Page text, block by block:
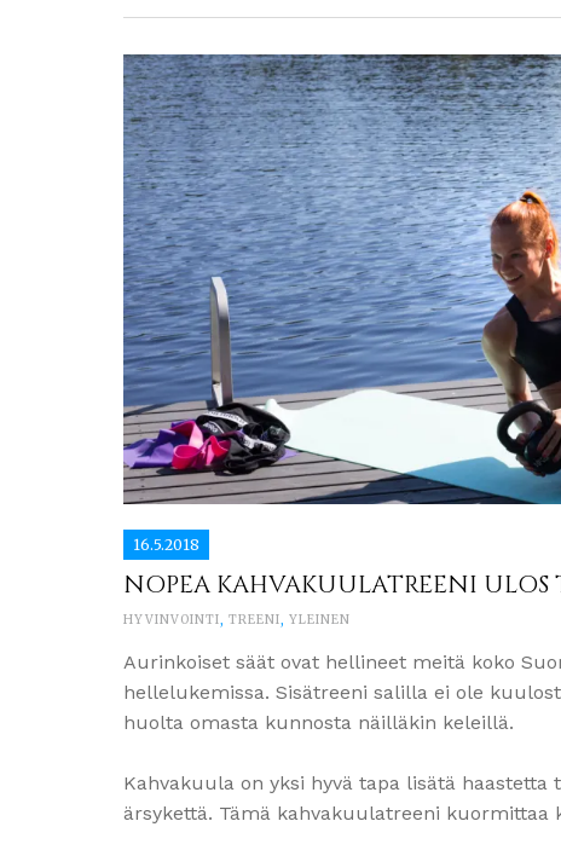
16.5.2018
NOPEA KAHVAKUULATREENI
HYVINVOINTI, TREENI, YLEINEN
Aurinkoiset säät ovat hellineet meitä koko
hellelukemissa. Sisätreeni salilla ei ole
huolta omasta kunnosta näilläkin keleillä.
Kahvakuula on yksi hyvä tapa lisätä
ärsykettä. Tämä kahvakuulatreeni kuormittaa